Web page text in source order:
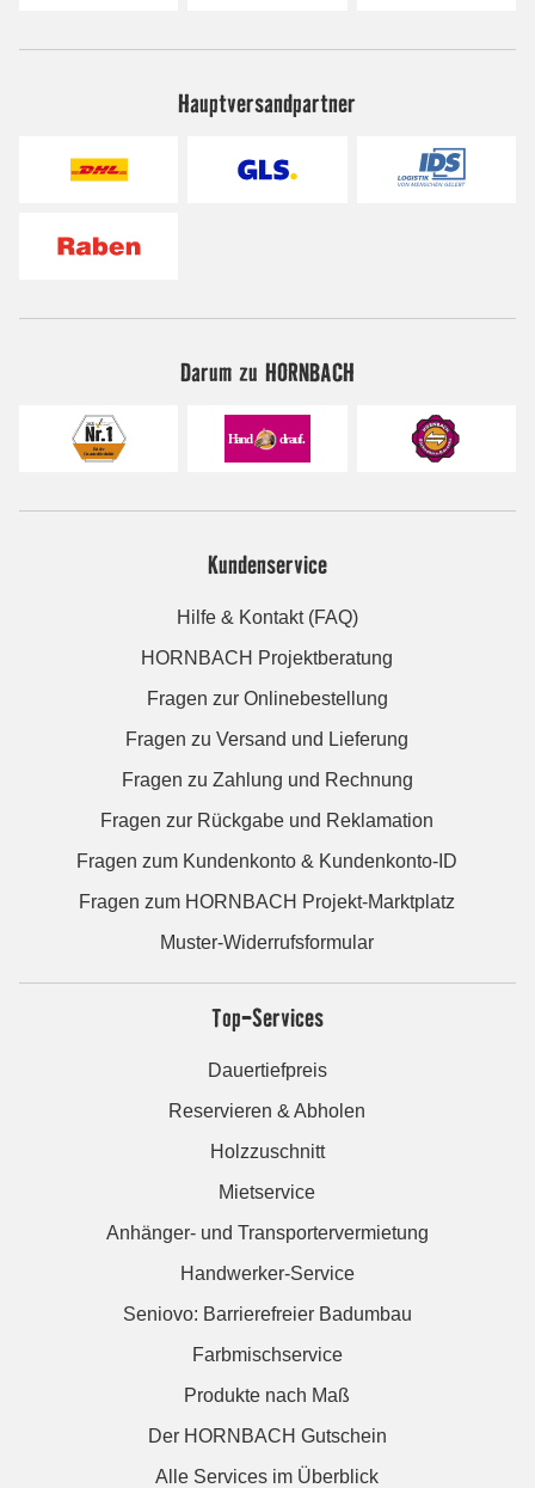
Hauptversandpartner
Darum zu HORNBACH
Kundenservice
Hilfe & Kontakt (FAQ)
HORNBACH Projektberatung
Fragen zur Onlinebestellung
Fragen zu Versand und Lieferung
Fragen zu Zahlung und Rechnung
Fragen zur Rückgabe und Reklamation
Fragen zum Kundenkonto & Kundenkonto-ID
Fragen zum HORNBACH Projekt-Marktplatz
Muster-Widerrufsformular
Top-Services
Dauertiefpreis
Reservieren & Abholen
Holzzuschnitt
Mietservice
Anhänger- und Transportervermietung
Handwerker-Service
Seniovo: Barrierefreier Badumbau
Farbmischservice
Produkte nach Maß
Der HORNBACH Gutschein
Alle Services im Überblick